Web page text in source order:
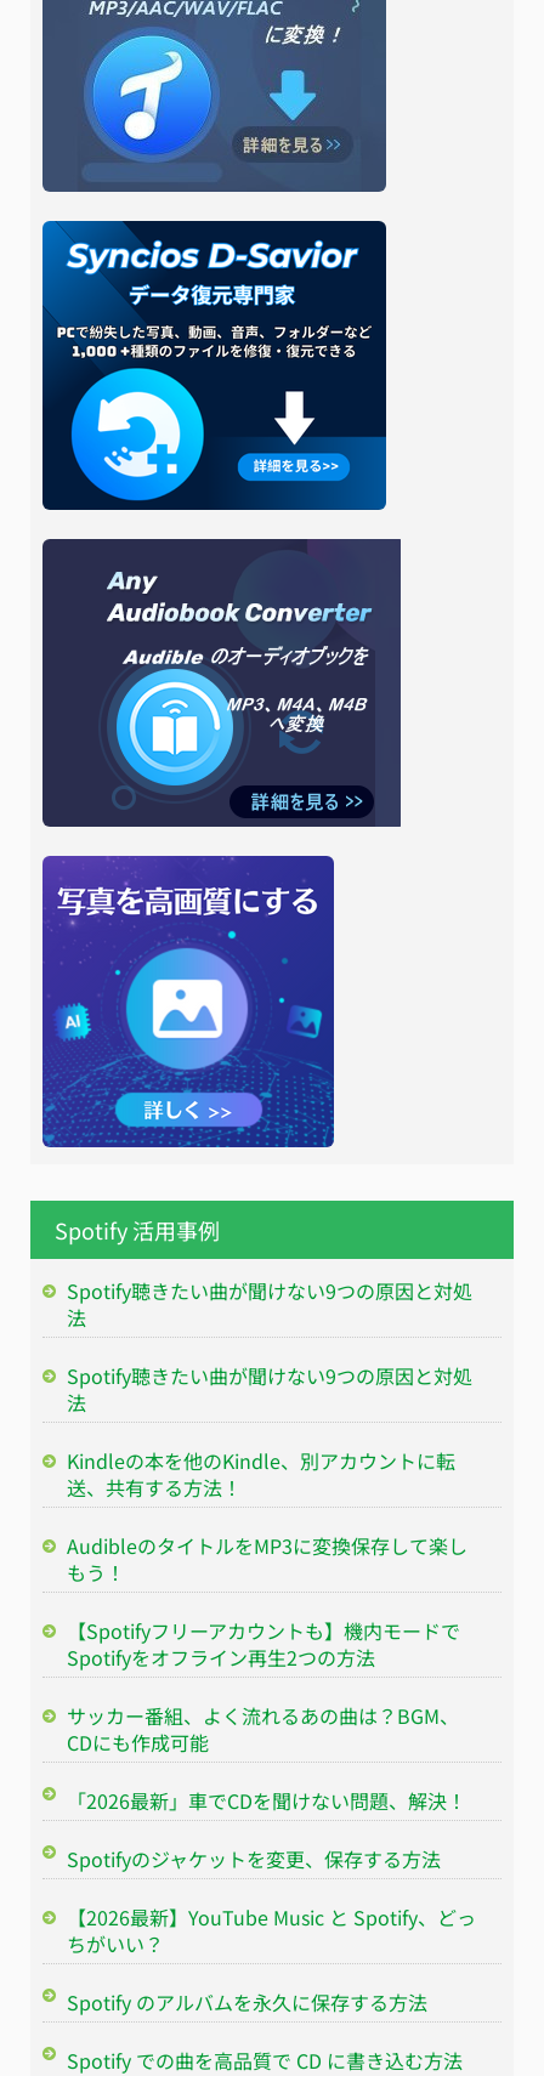
Spotify 活用事例
Spotify聴きたい曲が聞けない9つの原因と対処
法
Spotify聴きたい曲が聞けない9つの原因と対処
法
Kindleの本を他のKindle、別アカウントに転
送、共有する方法！
AudibleのタイトルをMP3に変換保存して楽し
もう！
【Spotifyフリーアカウントも】機内モードで
Spotifyをオフライン再生2つの方法
サッカー番組、よく流れるあの曲は？BGM、
CDにも作成可能
「2026最新」車でCDを聞けない問題、解決！
Spotifyのジャケットを変更、保存する方法
【2026最新】YouTube Music と Spotify、どっ
ちがいい？
Spotify のアルバムを永久に保存する方法
Spotify での曲を高品質で CD に書き込む方法